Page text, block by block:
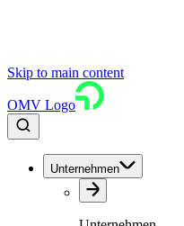
Skip to main content
OMV Logo
Unternehmen